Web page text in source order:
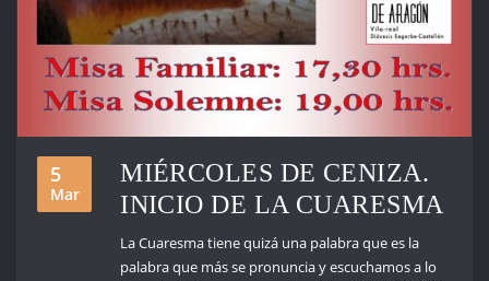
5
Mar
MIÉRCOLES DE CENIZA.
INICIO DE LA CUARESMA
La Cuaresma tiene quizá una palabra que es la
palabra que más se pronuncia y escuchamos a lo